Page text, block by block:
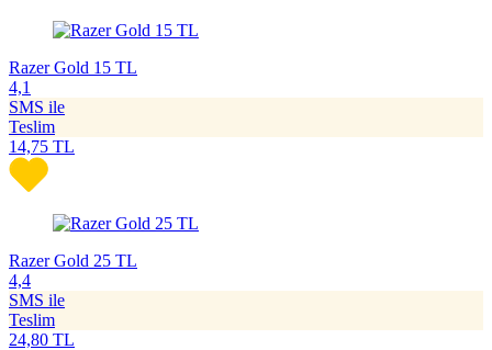
Razer Gold 15 TL
4,1
SMS ile
Teslim
14,75 TL
Razer Gold 25 TL
4,4
SMS ile
Teslim
24,80 TL